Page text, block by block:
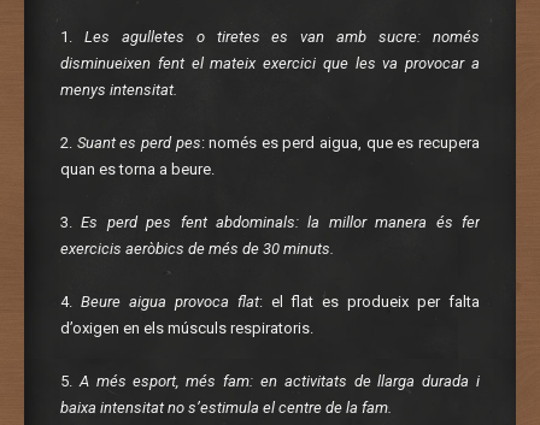
1. Les agulletes o tiretes es van amb sucre: només
disminueixen fent el mateix exercici que les va provocar a
menys intensitat.
2. Suant es perd pes: només es perd aigua, que es recupera
quan es torna a beure.
3.Es perd pes fent abdominals: la millor manera és fer
exercicis aeròbics de més de 30 minuts.
4. Beure aigua provoca flat: el flat es produeix per falta
d’oxigen en els músculs respiratoris.
5. A més esport, més fam: en activitats de llarga durada i
baixa intensitat no s’estimula el centre de la fam.